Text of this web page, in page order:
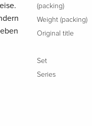
(packing)
Weight (packing)
Original title
Set
Series